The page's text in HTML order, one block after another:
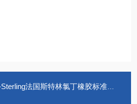
法国斯特林氯丁橡胶标准穿线环